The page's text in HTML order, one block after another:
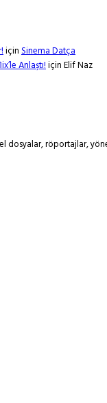
içinSinema Datça
Anlaştı!içinElif Naz
röportajlar,